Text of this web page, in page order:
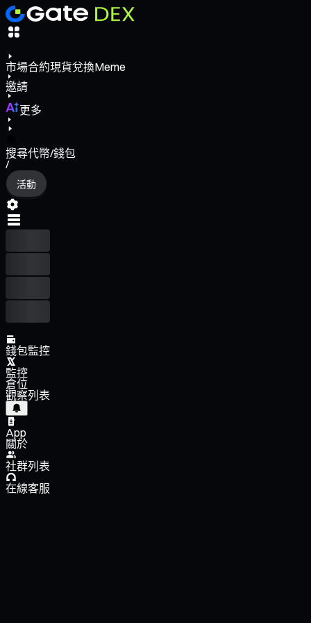
市場合約現貨兌換Meme
邀請
更多
搜尋代幣/錢包
/
活動
錢包監控
監控
倉位
觀察列表
App
關於
社群列表
在線客服